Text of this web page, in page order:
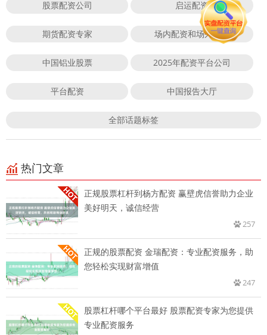
股票配资公司 启运配资
期货配资专家 场内配资和场外配资
中国铝业股票 2025年配资平台公司
平台配资 中国报告大厅
全部话题标签
热门文章
正规股票杠杆到杨方配资 赢壁虎信誉助力企业
美好明天，诚信经营
257
正规的股票配资 金瑞配资：专业配资服务，助
您轻松实现财富增值
247
股票杠杆哪个平台最好 股票配资专家为您提供
专业配资服务